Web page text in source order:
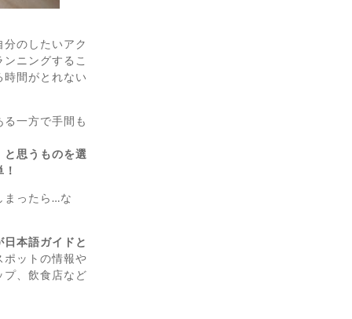
のしたいアク
ニングするこ
間がとれない
一方で手間も
思うものを選
まったら…な
本語ガイドと
ポットの情報や
プ、飲食店など